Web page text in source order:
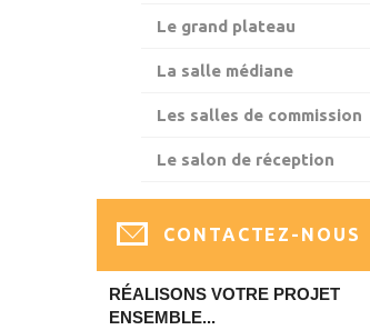
Le grand plateau
La salle médiane
Les salles de commission
Le salon de réception
CONTACTEZ-NOUS
RÉALISONS VOTRE PROJET
ENSEMBLE...